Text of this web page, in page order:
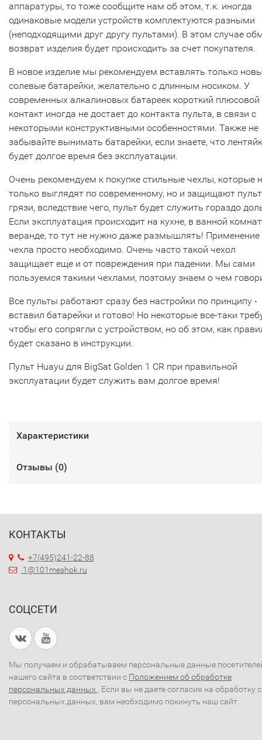
аппаратуры, то тоже сообщите нам об этом, т.к. иногда
одинаковые модели устройств комплектуются разными
(неподходящими друг другу пультами). В этом случае
возврат изделия будет происходить за счет покупателя.
В новое изделие мы рекомендуем вставлять только
солевые батарейки, желательно с длинным носиком. У
современных алкалиновых батареек короткий плюсовой
контакт иногда не достает до контакта пульта, в связи с
некоторыми конструктивными особенностями. Также не
забывайте вынимать батарейки, если знаете, что
будет долгое время без эксплуатации.
Очень рекомендуем к покупке стильные чехлы, которые
только выглядят по современному, но и защищают
грязи, вследствие чего, пульт будет служить гораздо
Если эксплуатация происходит на кухне, в ванной
веранде, то тут не нужно даже размышлять! Применение
чехла просто необходимо. Очень часто такой чехол
защищает еще и от повреждения при падении. Мы сами
пользуемся такими чехлами, поэтому знаем о чем
Все пульты работают сразу без настройки по принципу -
вставил батарейки и готово! Но некоторые все-таки
чтобы его сопрягли с устройством, но об этом, как
будет сказано в инструкции.
Пульт Huayu для BigSat Golden 1 CR при правильной
эксплуатации будет служить вам долгое время!
Характеристики
Отзывы (0)
КОНТАКТЫ
+7(495)241-22-88
1@101meshok.ru
СОЦСЕТИ
Мы получаем и обрабатываем персональные данные
нашего сайта в соответствии с Положением об обработке
персональных данных . Если вы не даете согласия на обработку
персональных данных, вам необходимо покинуть наш сайт.